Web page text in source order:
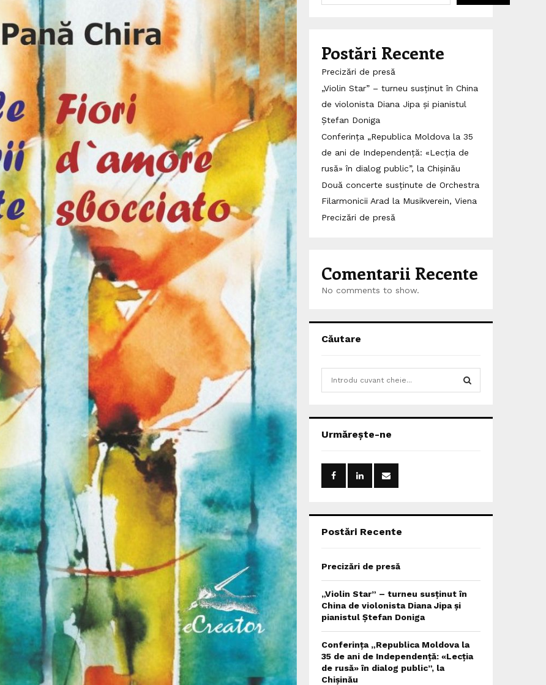
Postări Recente
Precizări de presă
„Violin Star” – turneu susținut în China
de violonista Diana Jipa și pianistul
Ștefan Doniga
Conferința „Republica Moldova la 35
de ani de Independență: «Lecția de
rusă» în dialog public”, la Chișinău
Două concerte susținute de Orchestra
Filarmonicii Arad la Musikverein, Viena
Precizări de presă
Comentarii Recente
No comments to show.
Căutare
h
o
:
Urmărește-ne
Postări Recente
Precizări de presă
„Violin Star” – turneu susținut în
China de violonista Diana Jipa și
pianistul Ștefan Doniga
Conferința „Republica Moldova la
35 de ani de Independență: «Lecția
de rusă» în dialog public”, la
Chișinău